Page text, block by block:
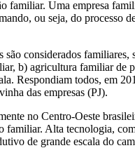
familiar. Uma empresa
ou seja, do processo
considerados familiares,
b) agricultura familiar de
Respondiam todos, em
das empresas (PJ).
no Centro-Oeste
familiar. Alta tecnologia,
de grande escala do